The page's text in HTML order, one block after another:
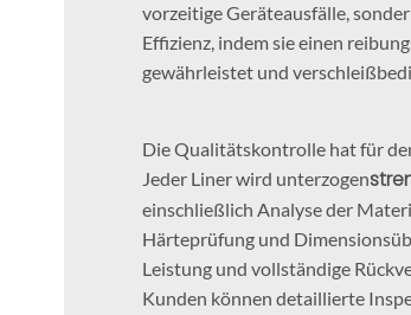
vorzeitige Geräteausfälle,
Effizienz, indem sie einen
gewährleistet und
Die Qualitätskontrolle hat für
Jeder Liner wird unterzogen
einschließlich Analyse der
Härteprüfung und
Leistung und vollständige
Kunden können detaillierte